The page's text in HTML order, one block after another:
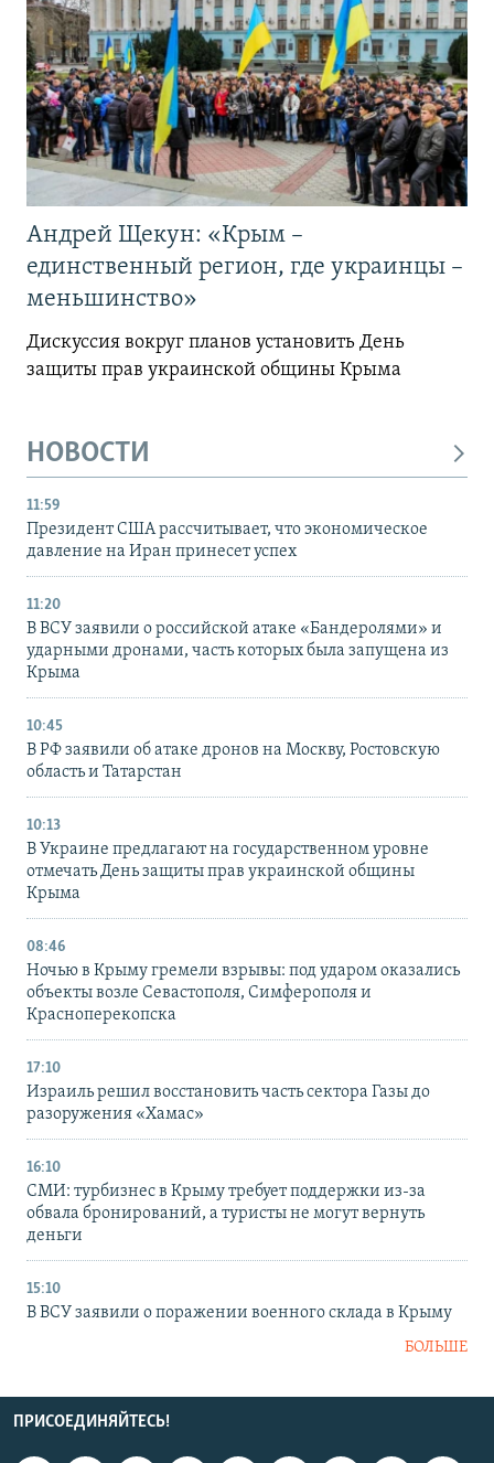
Андрей Щекун: «Крым –
единственный регион, где украинцы –
меньшинство»
Дискуссия вокруг планов установить День
защиты прав украинской общины Крыма
НОВОСТИ
11:59
Президент США рассчитывает, что экономическое
давление на Иран принесет успех
11:20
В ВСУ заявили о российской атаке «Бандеролями» и
ударными дронами, часть которых была запущена из
Крыма
10:45
В РФ заявили об атаке дронов на Москву, Ростовскую
область и Татарстан
10:13
В Украине предлагают на государственном уровне
отмечать День защиты прав украинской общины
Крыма
08:46
Ночью в Крыму гремели взрывы: под ударом оказались
объекты возле Севастополя, Симферополя и
Красноперекопска
17:10
Израиль решил восстановить часть сектора Газы до
разоружения «Хамас»
16:10
СМИ: турбизнес в Крыму требует поддержки из-за
обвала бронирований, а туристы не могут вернуть
деньги
15:10
В ВСУ заявили о поражении военного склада в Крыму
БОЛЬШЕ
ПРИСОЕДИНЯЙТЕСЬ!